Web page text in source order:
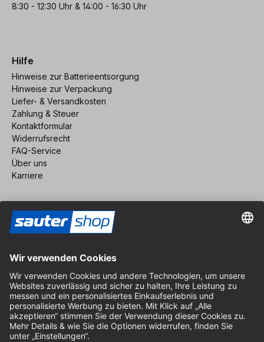
8:30 - 12:30 Uhr & 14:00 - 16:30 Uhr
Hilfe
Hinweise zur Batterieentsorgung
Hinweise zur Verpackung
Liefer- & Versandkosten
Zahlung & Steuer
Kontaktformular
Widerrufsrecht
FAQ-Service
Über uns
Karriere
Impressum
AGB
Datenschutz
Cookie-Einstellungen